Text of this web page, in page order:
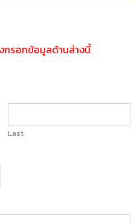
กรอกข้อมูลด้านล่างนี้
Last